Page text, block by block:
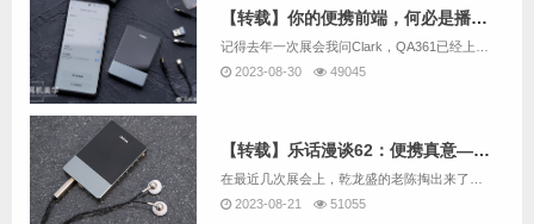
【转载】你的便携前端，何必是播放器？——DC评乾龙盛MUB1
2023-08-30
49045
【转载】乐话漫谈62：便携真意——评乾龙盛MUB1
2023-08-21
51055